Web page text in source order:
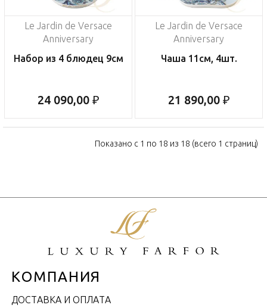
Le Jardin de Versace
Anniversary
Набор из 4 блюдец 9см
24 090,00 ₽
Le Jardin de Versace
Anniversary
Чаша 11см, 4шт.
21 890,00 ₽
Показано с 1 по 18 из 18 (всего 1 страниц)
КОМПАНИЯ
ДОСТАВКА И ОПЛАТА